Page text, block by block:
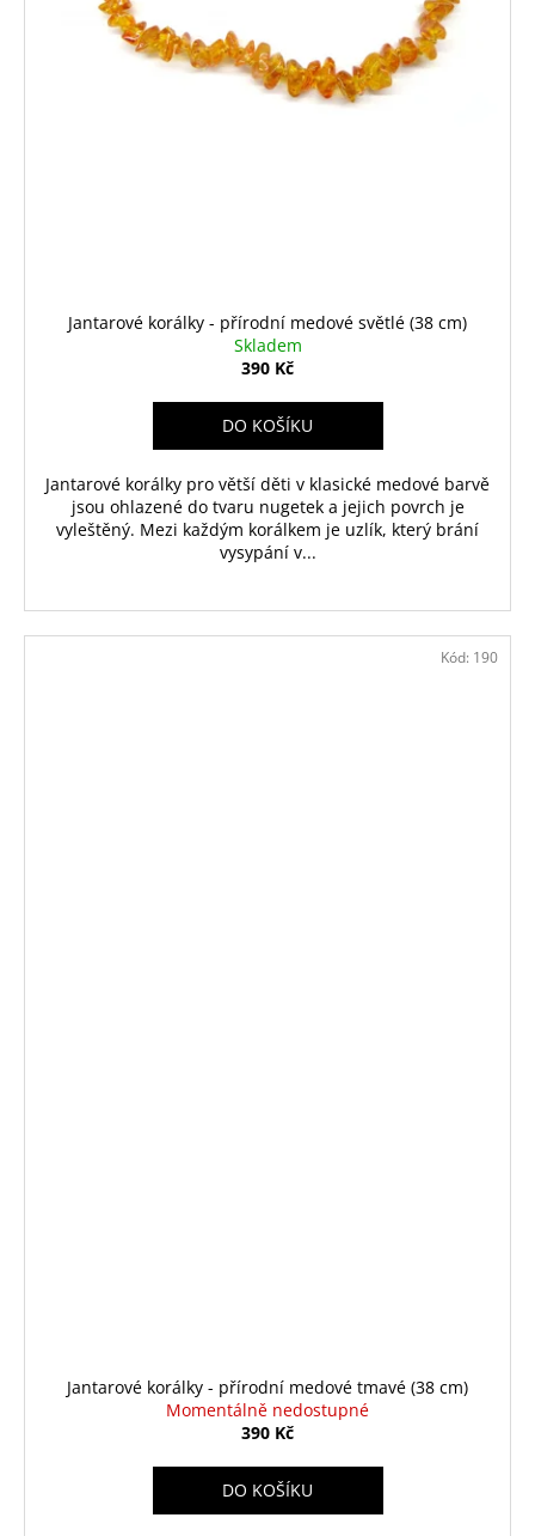
Jantarové korálky - přírodní medové světlé (38 cm)
Skladem
390 Kč
DO KOŠÍKU
Jantarové korálky pro větší děti v klasické medové barvě
jsou ohlazené do tvaru nugetek a jejich povrch je
vyleštěný. Mezi každým korálkem je uzlík, který brání
vysypání v...
Jantarové korálky - přírodní medové tmavé (38 cm)
Momentálně nedostupné
390 Kč
DO KOŠÍKU
Kód: 190